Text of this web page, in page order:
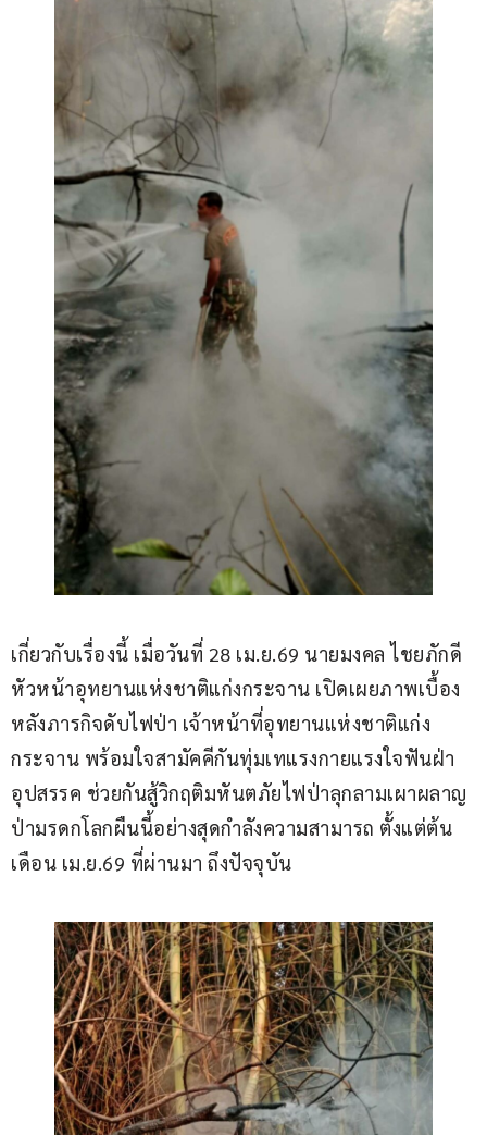
เกี่ยวกับเรื่องนี้ เมื่อวันที่ 28 เม.ย.69 นายมงคล ไชยภักดี
หัวหน้าอุทยานแห่งชาติแก่งกระจาน เปิดเผยภาพเบื้อง
หลังภารกิจดับไฟป่า เจ้าหน้าที่อุทยานแห่งชาติแก่ง
กระจาน พร้อมใจสามัคคีกันทุ่มเทแรงกายแรงใจฟันฝ่า
อุปสรรค ช่วยกันสู้วิกฤติมหันตภัยไฟป่าลุกลามเผาผลาญ
ป่ามรดกโลกผืนนี้อย่างสุดกำลังความสามารถ ตั้งแต่ต้น
เดือน เม.ย.69 ที่ผ่านมา ถึงปัจจุบัน